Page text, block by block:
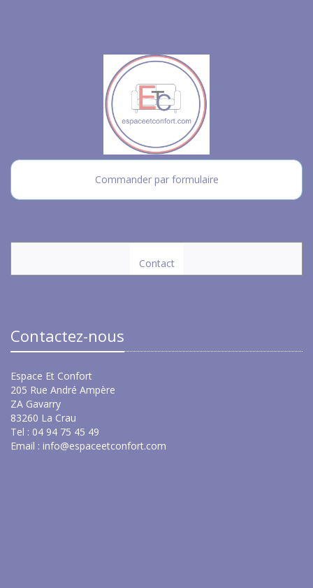
Commander par formulaire
Contact
Contactez-nous
Espace Et Confort
205 Rue André Ampère
ZA Gavarry
83260 La Crau
Tel : 04 94 75 45 49
Email : info@espaceetconfort.com